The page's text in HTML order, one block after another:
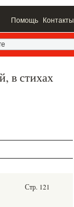
Помощь Контакты
в стихах
Стр. 121